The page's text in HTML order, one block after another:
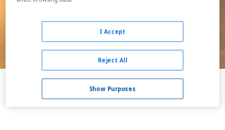
Buscar
VER TODOS LOS HOTELES BARATOS EN ALSASUA
Show Purposes
Reject All
I Accept